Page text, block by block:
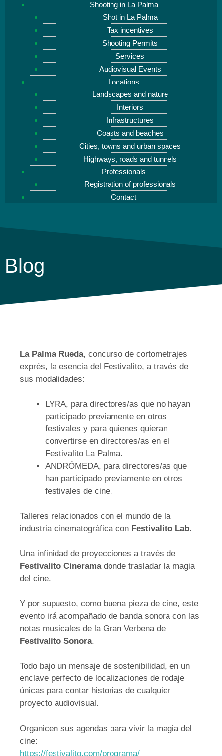
Shooting in La Palma
Shot in La Palma
Tax incentives
Shooting Permits
Services
Audiovisual Events
Locations
Landscapes and nature
Interiors
Infrastructures
Coasts and beaches
Cities, towns and urban spaces
Highways, roads and tunnels
Professionals
Registration of professionals
Contact
Blog
La Palma Rueda, concurso de cortometrajes
exprés, la esencia del Festivalito, a través de
sus modalidades:
LYRA, para directores/as que no hayan
participado previamente en otros
festivales y para quienes quieran
convertirse en directores/as en el
Festivalito La Palma.
ANDRÓMEDA, para directores/as que
han participado previamente en otros
festivales de cine.
Talleres relacionados con el mundo de la
industria cinematográfica con Festivalito Lab.
Una infinidad de proyecciones a través de
Festivalito Cineramadonde trasladar la magia
del cine.
Y por supuesto, como buena pieza de cine, este
evento irá acompañado de banda sonora con las
notas musicales de la Gran Verbena de
Festivalito Sonora.
Todo bajo un mensaje de sostenibilidad, en un
enclave perfecto de localizaciones de rodaje
únicas para contar historias de cualquier
proyecto audiovisual.
Organicen sus agendas para vivir la magia del
cine:
https://festivalito.com/programa/